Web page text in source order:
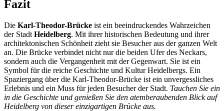
Fazit
Die Karl-Theodor-Brücke ist ein beeindruckendes Wahrzeichen
der Stadt Heidelberg. Mit ihrer historischen Bedeutung und ihrer
architektonischen Schönheit zieht sie Besucher aus der ganzen Welt
an. Die Brücke verbindet nicht nur die beiden Ufer des Neckars,
sondern auch die Vergangenheit mit der Gegenwart. Sie ist ein
Symbol für die reiche Geschichte und Kultur Heidelbergs. Ein
Spaziergang über die Karl-Theodor-Brücke ist ein unvergessliches
Erlebnis und ein Muss für jeden Besucher der Stadt. Tauchen Sie ein
in die Geschichte und genießen Sie den atemberaubenden Blick auf
Heidelberg von dieser einzigartigen Brücke aus.